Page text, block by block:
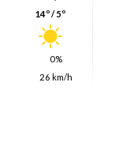
14º / 5º
0%
26 km/h